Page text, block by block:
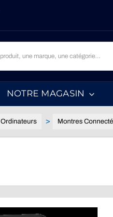
NOTRE MAGASIN
Ordinateurs Montres